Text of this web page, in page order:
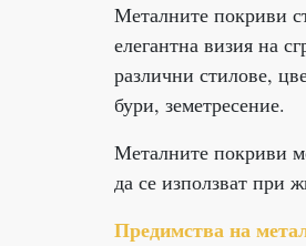
Металните покриви
елегантна визия на
различни стилове,
бури, земетресение.
Металните покриви
да се използват при
Предимства на